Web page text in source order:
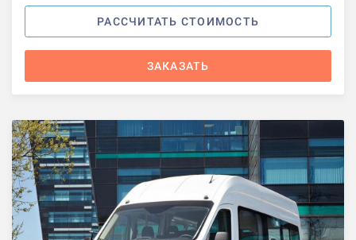
РАССЧИТАТЬ СТОИМОСТЬ
ЗАКАЗАТЬ